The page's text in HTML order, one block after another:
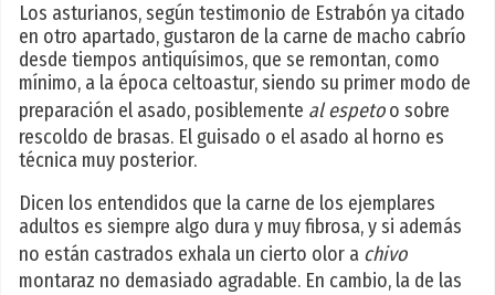
Los asturianos, según testimonio de Estrabón ya citado
en otro apartado, gustaron de la carne de macho cabrío
desde tiempos antiquísimos, que se remontan, como
mínimo, a la época celtoastur, siendo su primer modo de
preparación el asado, posiblemente al espetoo sobre
rescoldo de brasas. El guisado o el asado al horno es
técnica muy posterior.
Dicen los entendidos que la carne de los ejemplares
adultos es siempre algo dura y muy fibrosa, y si además
no están castrados exhala un cierto olor a chivo
montaraz no demasiado agradable. En cambio, la de las